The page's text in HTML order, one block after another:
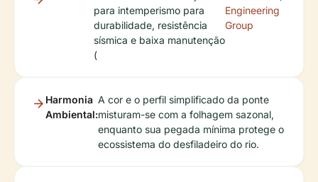
para intemperismo para
durabilidade, resistência
sísmica e baixa manutenção
(
Engineering
Group
Harmonia
Ambiental:
A cor e o perfil simplificado da ponte
misturam-se com a folhagem sazonal,
enquanto sua pegada mínima protege o
ecossistema do desfiladeiro do rio.